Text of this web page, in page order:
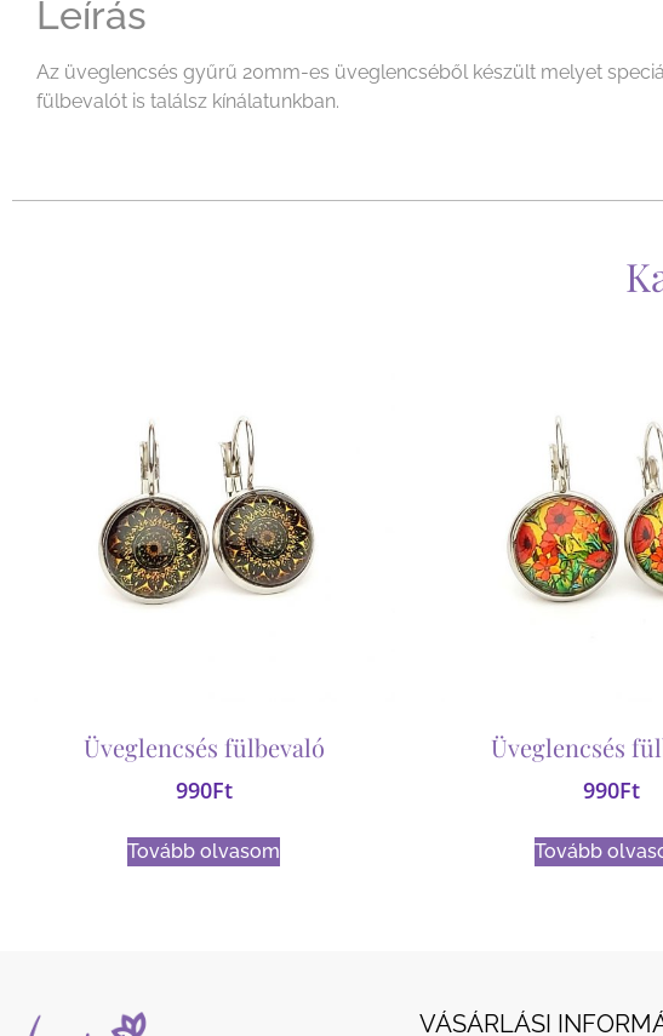
Leírás
Az üveglencsés gyűrű 20mm-es üveglencséből készült melyet
fülbevalót is találsz kínálatunkban.
Üveglencsés fülbevaló
990Ft
Tovább olvasom
Üveglencsés
990Ft
Tovább
VÁSÁRLÁSI